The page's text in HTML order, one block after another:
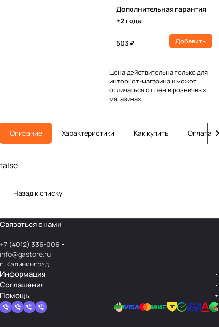
Дополнительная гарантия
+2 года
503 ₽ Добавить
Цена действительна только для
интернет-магазина и может
отличаться от цен в розничных
магазинах
Описание Характеристики Как купить Оплата
false
Назад к списку
Связаться с нами
+7 (4012) 336-006
info@gastore.ru
г. Калининград
Информация
Соглашения
Помощь